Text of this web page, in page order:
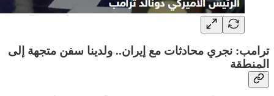
ترامب: نجري محادثات مع إيران.. ولدينا سفن متجهة إلى
المنطقة